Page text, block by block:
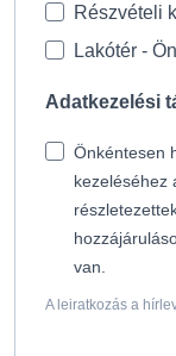
Részvételi
Lakótér -
Adatkezelési
Önkéntesen
kezeléséhez
van.
A leiratkozás a